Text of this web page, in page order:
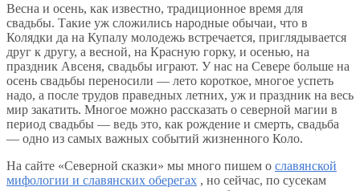
Весна и осень, как известно, традиционное время для
свадьбы. Такие уж сложились народные обычаи, что в
Колядки да на Купалу молодежь встречается, приглядывается
друг к другу, а весной, на Красную горку, и осенью, на
праздник Авсеня, свадьбы играют. У нас на Севере больше на
осень свадьбы переносили — лето короткое, многое успеть
надо, а после трудов праведных летних, уж и праздник на весь
мир закатить. Многое можно рассказать о северной магии в
период свадьбы — ведь это, как рождение и смерть, свадьба
— одно из самых важных событий жизненного Коло.
На сайте «Северной сказки» мы много пишем о славянской
мифологии и славянских оберегах , но сейчас, по сусекам